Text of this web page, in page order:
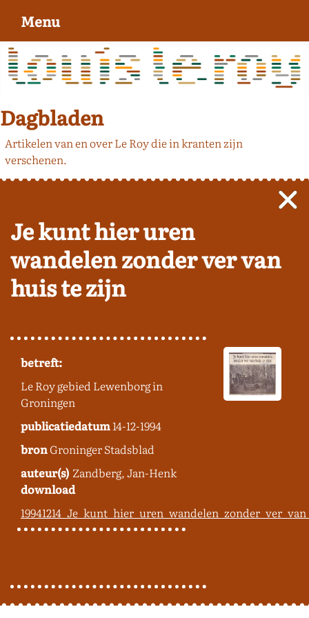
Dagbladen
Artikelen van en over Le Roy die in kranten zijn
verschenen.
Je kunt hier uren
wandelen zonder ver van
huis te zijn
betreft:
Le Roy gebied Lewenborg in
Groningen
publicatiedatum14-12-1994
bronGroninger Stadsblad
auteur(s) Zandberg, Jan-Henk
download
Menu